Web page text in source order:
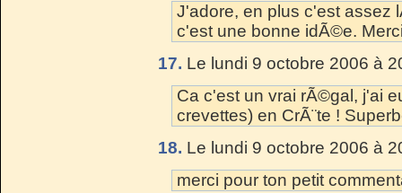
J'adore, en plus c'est assez
c'est une bonne idÃ©e.
17. Le lundi 9 octobre 2006 à
Ca c'est un vrai rÃ©gal, j'ai
crevettes) en CrÃ¨te !
18. Le lundi 9 octobre 2006 à
merci pour ton petit